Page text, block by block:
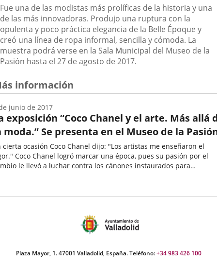
Descripción
Fue una de las modistas más prolíficas de la historia y una
de las más innovadoras. Produjo una ruptura con la
opulenta y poco práctica elegancia de la Belle Époque y
creó una línea de ropa informal, sencilla y cómoda. La
muestra podrá verse en la Sala Municipal del Museo de la
Pasión hasta el 27 de agosto de 2017.
información
exposición “Coco Chanel y el arte. Más allá
moda.” Se presenta en el Museo de la
cierta ocasión Coco Chanel dijo: "Los artistas me enseñaron el
Coco Chanel logró marcar una época, pues su pasión por el
le llevó a luchar contra los cánones instaurados para
junio de 2017
Plaza Mayor, 1. 47001 Valladolid, España. Teléfono:+34 983 426 100